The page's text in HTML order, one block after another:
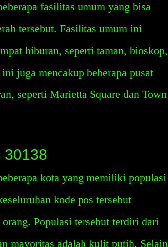
fasilitas umum yang bisa
tersebut. Fasilitas umum ini
hiburan, seperti taman, bioskop,
juga mencakup beberapa pusat
seperti Marietta Square dan Town
30138
kota yang memiliki populasi
kode pos tersebut
Populasi tersebut terdiri dari
mayoritas adalah kulit putih. Selain